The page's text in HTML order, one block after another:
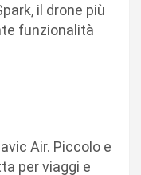
, il drone più
funzionalità
Air. Piccolo e
per viaggi e